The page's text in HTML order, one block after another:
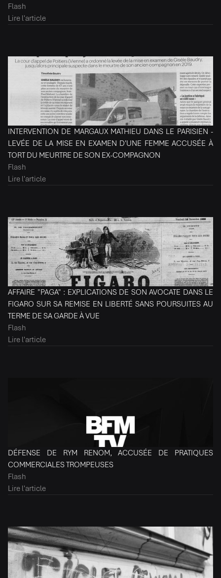
Flash
Lire l'article
INTERVENTION DE MARGAUX MATHIEU DANS LE PARISIEN -
LEVÉE DE LA MISE EN EXAMEN D'UNE FEMME ACCUSÉE À
TORT DU MEURTRE DE SON EX-COMPAGNON
Flash
Lire l'article
AFFAIRE "PAGA" : EXPLICATIONS DE SON AVOCATE DANS LE
FIGARO SUR SA REMISE EN LIBERTÉ SANS POURSUITES AU
TERME DE SA GARDE À VUE
Flash
Lire l'article
DÉFENSE DE RYM RENOM, ACCUSÉE DE PRATIQUES
COMMERCIALES TROMPEUSES
Flash
Lire l'article